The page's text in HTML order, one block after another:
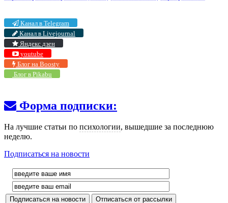
Канал в Telegram
Канал в Livejournal
Яндекс дзен
youtube
Блог на Boosty
Блог в Pikabu
Форма подписки:
На лучшие статьи по психологии, вышедшие за последнюю
неделю.
Подписаться на новости